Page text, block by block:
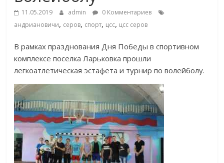
11.05.2019 admin
0 Комментариев
андриановичи, серов, спорт, цсс, цсс серов
В рамках празднования Дня Победы в спортивном
комплексе поселка Ларьковка прошли
легкоатлетическая эстафета и турнир по волейболу.